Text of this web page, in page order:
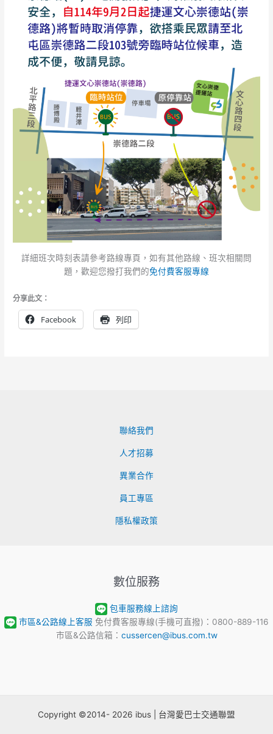
詳細班次時刻表請參考路線專頁，如有其他路線、班次相關問
題，歡迎您撥打我們的免付費客服專線
分享此文：
Facebook 列印
聯絡我們
人才招募
異業合作
員工專區
隱私權政策
數位服務
包車服務線上諮詢
市區&公路線上客服 免付費客服專線(手機可直撥)：0800-889-116
市區&公路信箱： cussercen@ibus.com.tw
Copyright ©2014- 2026 ibus | 台灣愛巴士交通聯盟